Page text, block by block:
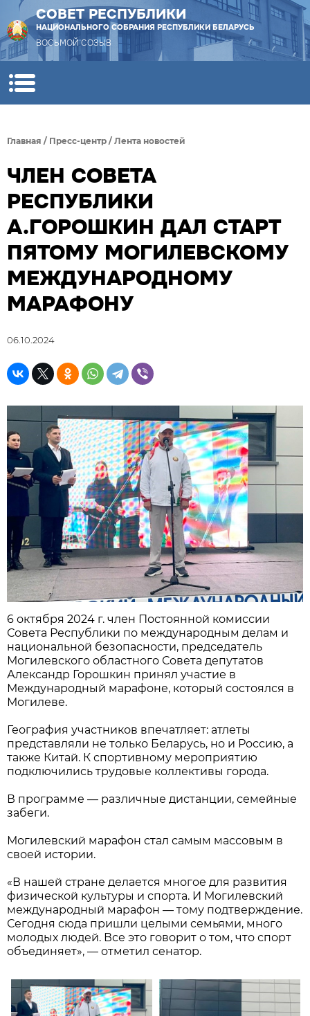
СОВЕТ РЕСПУБЛИКИ
НАЦИОНАЛЬНОГО СОБРАНИЯ РЕСПУБЛИКИ БЕЛАРУСЬ
ВОСЬМОЙ СОЗЫВ
Главная / Пресс-центр / Лента новостей
ЧЛЕН СОВЕТА
РЕСПУБЛИКИ
А.ГОРОШКИН ДАЛ СТАРТ
ПЯТОМУ МОГИЛЕВСКОМУ
МЕЖДУНАРОДНОМУ
МАРАФОНУ
06.10.2024
6 октября 2024 г. член Постоянной комиссии
Совета Республики по международным делам и
национальной безопасности, председатель
Могилевского областного Совета депутатов
Александр Горошкин принял участие в
Международный марафоне, который состоялся в
Могилеве.
География участников впечатляет: атлеты
представляли не только Беларусь, но и Россию, а
также Китай. К спортивному мероприятию
подключились трудовые коллективы города.
В программе — различные дистанции, семейные
забеги.
Могилевский марафон стал самым массовым в
своей истории.
«В нашей стране делается многое для развития
физической культуры и спорта. И Могилевский
международный марафон — тому подтверждение.
Сегодня сюда пришли целыми семьями, много
молодых людей. Все это говорит о том, что спорт
объединяет», — отметил сенатор.